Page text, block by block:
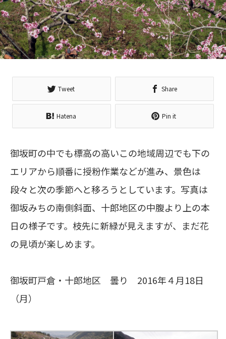
Tweet Share
Hatena Pin it
御坂町の中でも標高の高いこの地域周辺でも下の
エリアから順番に授粉作業などが進み、景色は
段々と次の季節へと移ろうとしています。写真は
御坂みちの南側斜面、十郎地区の中腹より上の本
日の様子です。枝先に新緑が見えますが、まだ花
の見頃が楽しめます。
御坂町戸倉・十郎地区 曇り 2016年４月18日
（月）